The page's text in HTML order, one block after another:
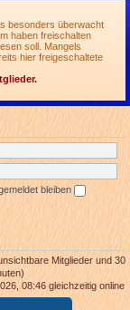
besonders überwacht
haben freischalten
soll. Mangels
hier freigeschaltete
bleiben
Mitglieder und 30
08:46 gleichzeitig online